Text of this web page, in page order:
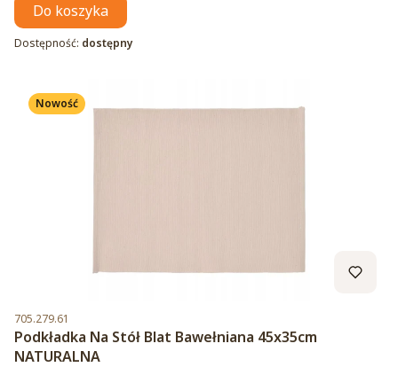
Do koszyka
Dostępność: dostępny
Nowość
Kod produktu
705.279.61
Podkładka Na Stół Blat Bawełniana 45x35cm
NATURALNA